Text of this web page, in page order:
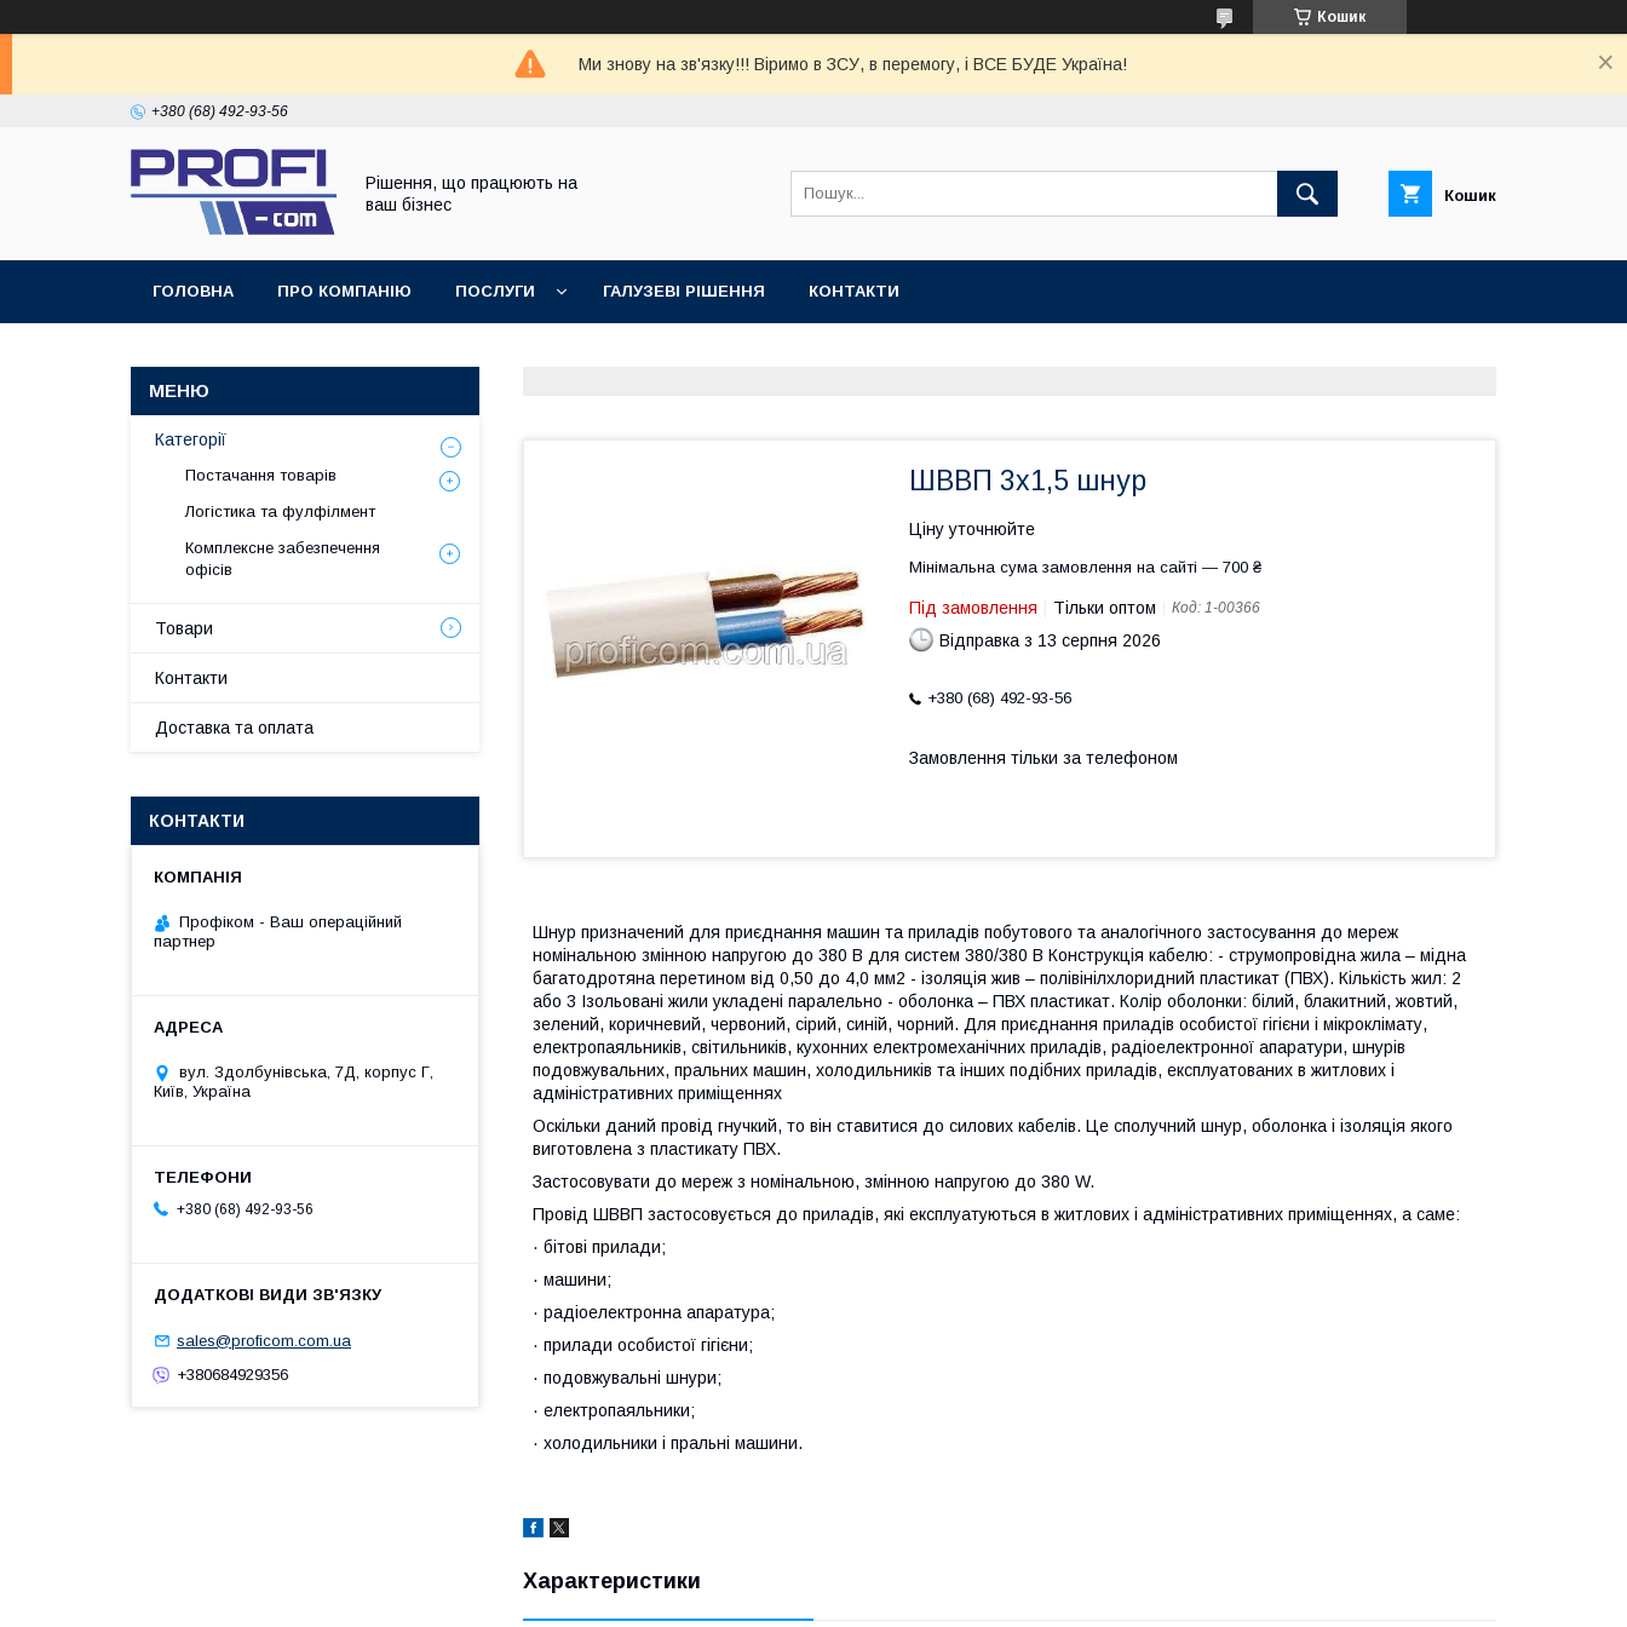
Кошик
Ми знову на зв'язку!!! Віримо в ЗСУ, в перемогу, і ВСЕ БУДЕ Україна!
+380 (68) 492-93-56
Рішення, що працюють на
ваш бізнес
Кошик
ГОЛОВНА ПРО КОМПАНІЮ ПОСЛУГИ ГАЛУЗЕВІ РІШЕННЯ КОНТАКТИ
ШВВП 3х1,5 шнур
Ціну уточнюйте
Мінімальна сума замовлення на сайті — 700 ₴
Під замовлення Тільки оптом Код: 1-00366
Відправка з 13 серпня 2026
+380 (68) 492-93-56
Замовлення тільки за телефоном
Шнур призначений для приєднання машин та приладів побутового та аналогічного застосування до мереж
номінальною змінною напругою до 380 В для систем 380/380 В Конструкція кабелю: - струмопровідна жила – мідна
багатодротяна перетином від 0,50 до 4,0 мм2 - ізоляція жив – полівінілхлоридний пластикат (ПВХ). Кількість жил: 2
або 3 Ізольовані жили укладені паралельно - оболонка – ПВХ пластикат. Колір оболонки: білий, блакитний, жовтий,
зелений, коричневий, червоний, сірий, синій, чорний. Для приєднання приладів особистої гігієни і мікроклімату,
електропаяльників, світильників, кухонних електромеханічних приладів, радіоелектронної апаратури, шнурів
подовжувальних, пральних машин, холодильників та інших подібних приладів, експлуатованих в житлових і
адміністративних приміщеннях
Оскільки даний провід гнучкий, то він ставитися до силових кабелів. Це сполучний шнур, оболонка і ізоляція якого
виготовлена з пластикату ПВХ.
Застосовувати до мереж з номінальною, змінною напругою до 380 W.
Провід ШВВП застосовується до приладів, які експлуатуються в житлових і адміністративних приміщеннях, а саме:
· бітові прилади;
· машини;
· радіоелектронна апаратура;
· прилади особистої гігієни;
· подовжувальні шнури;
· електропаяльники;
· холодильники і пральні машини.
Характеристики
Категорії
Постачання товарів
Логістика та фулфілмент
Комплексне забезпечення
офісів
Товари
Контакти
Доставка та оплата
КОНТАКТИ
Профіком - Ваш операційний
партнер
вул. Здолбунівська, 7Д, корпус Г,
Київ, Україна
+380 (68) 492-93-56
sales@proficom.com.ua
+380684929356